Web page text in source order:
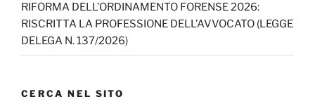
RIFORMA DELL’ORDINAMENTO FORENSE 2026:
RISCRITTA LA PROFESSIONE DELL’AVVOCATO (LEGGE
DELEGA N. 137/2026)
CERCA NEL SITO